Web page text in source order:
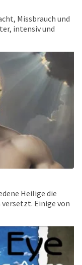
Missbrauch und
intensiv und
Heilige die
Einige von